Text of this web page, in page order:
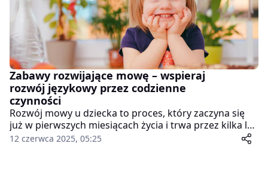
Zabawy rozwijające mowę – wspieraj
rozwój językowy przez codzienne
czynności
Rozwój mowy u dziecka to proces, który zaczyna się
już w pierwszych miesiącach życia i trwa przez kilka lat.
Wspieranie go nie wymaga jednak specjalistycznych
12 czerwca 2025, 05:25